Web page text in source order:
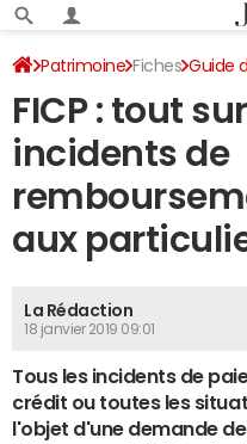
Patrimoine Fiches Guide
Banque - assurance
FICP : tout
incidents de
aux
La Rédaction
18 janvier 2019 09:01
Tous les incidents de
crédit ou toutes les
l'objet d'une demande